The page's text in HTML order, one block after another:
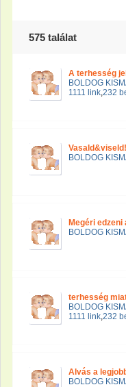
575 találat
A terhesség
BOLDOG
1111 link,232
Vasald&viseld!
BOLDOG
Megéri
BOLDOG
terhesség
BOLDOG
1111 link,232
Alvás a
BOLDOG